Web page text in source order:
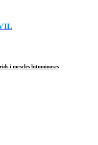
i mescles bituminoses